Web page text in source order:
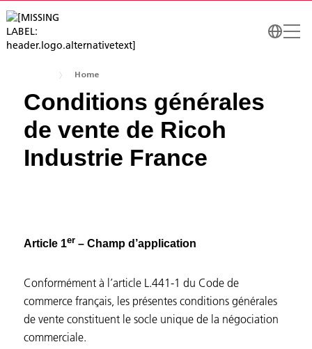
Home
Conditions générales
de vente de Ricoh
Industrie France
Article 1er – Champ d’application
Conformément à l’article L.441-1 du Code de
commerce français, les présentes conditions générales
de vente constituent le socle unique de la négociation
commerciale.